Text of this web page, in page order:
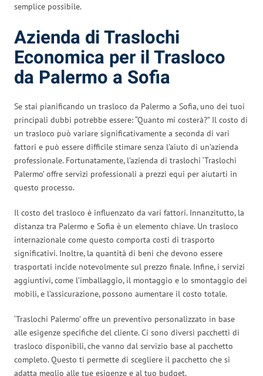
semplice possibile.
Azienda di Traslochi
Economica per il Trasloco
da Palermo a Sofia
Se stai pianificando un trasloco da Palermo a Sofia, uno dei tuoi
principali dubbi potrebbe essere: “Quanto mi costerà?” Il costo di
un trasloco può variare significativamente a seconda di vari
fattori e può essere difficile stimare senza l’aiuto di un’azienda
professionale. Fortunatamente, l’azienda di traslochi ‘Traslochi
Palermo’ offre servizi professionali a prezzi equi per aiutarti in
questo processo.
Il costo del trasloco è influenzato da vari fattori. Innanzitutto, la
distanza tra Palermo e Sofia è un elemento chiave. Un trasloco
internazionale come questo comporta costi di trasporto
significativi. Inoltre, la quantità di beni che devono essere
trasportati incide notevolmente sul prezzo finale. Infine, i servizi
aggiuntivi, come l’imballaggio, il montaggio e lo smontaggio dei
mobili, e l’assicurazione, possono aumentare il costo totale.
‘Traslochi Palermo’ offre un preventivo personalizzato in base
alle esigenze specifiche del cliente. Ci sono diversi pacchetti di
trasloco disponibili, che vanno dal servizio base al pacchetto
completo. Questo ti permette di scegliere il pacchetto che si
adatta meglio alle tue esigenze e al tuo budget.